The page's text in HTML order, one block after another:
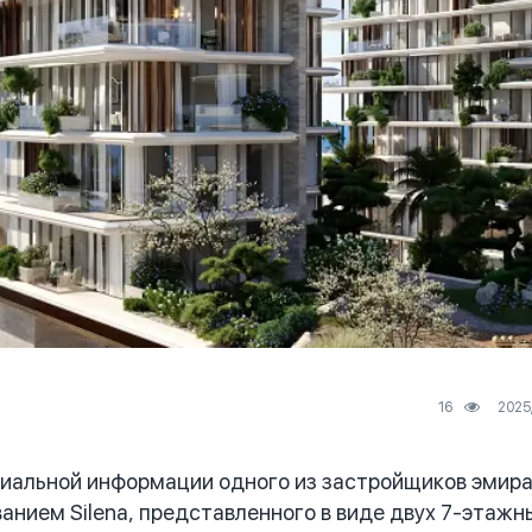
16
информации одного из застройщиков
Silena, представленного в виде двух 7-